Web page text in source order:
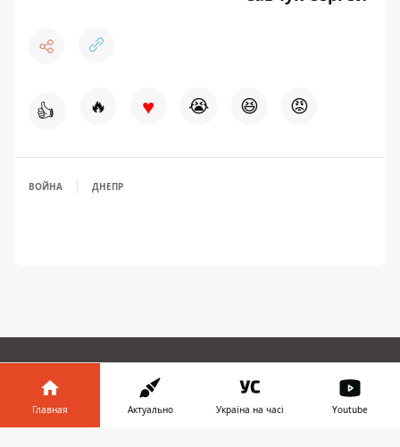
👍 🔥 ♥ 😭 😆 😡
ВОЙНА ДНЕПР
ПРЕДЛОЖИТЬ НОВОСТЬ
Главная Актуально Україна на часі Youtube